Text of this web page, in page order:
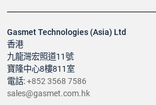
Gasmet Technologies (Asia) Ltd
香港
九龍灣宏照道11號
寶隆中心8樓811室
電話:+852 3568 7586
sales@gasmet.com.hk